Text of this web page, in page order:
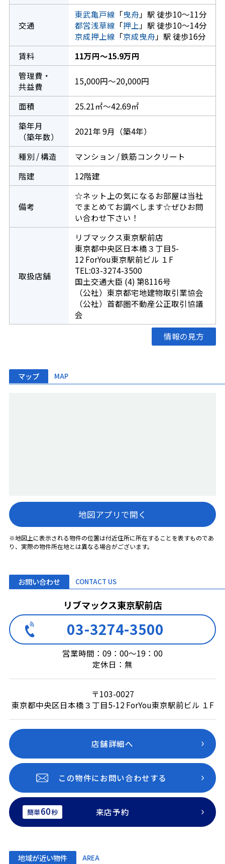
交通
東武亀戸線 「曳舟」駅 徒歩10～11分
都営浅草線 「押上 」駅 徒歩10～14分
京成押上線 「京成曳舟」駅 徒歩16分
賃料
11万円～15.9万円
管理費・
共益費
15,000円～20,000円
面積
25.21㎡～42.69㎡
築年月
（築年数）
2021年 9月（築4年）
種別 / 構造
マンション / 鉄筋コンクリート
階建
12階建
備考
☆ネット上の気になるお部屋は当社
でまとめてお調べします☆ぜひお問
い合わせ下さい！
取扱店舗
リブマックス東京駅前店
東京都中央区日本橋３丁目5-
12 ForYou東京駅前ビル １F
TEL:03-3274-3500
国土交通大臣 (4) 第8116号
（公社）東京都宅地建物取引業協会
（公社）首都圏不動産公正取引協議
会
情報の見方
マップ MAP
地図アプリで開く
※地図上に表示される物件の位置は付近住所に所在することを表すものであ
り、実際の物件所在地とは異なる場合がございます。
お問い合わせ CONTACT US
リブマックス東京駅前店
03-3274-3500
営業時間：09：00～19：00
定休日：無
〒103-0027
東京都中央区日本橋３丁目5-12 ForYou東京駅前ビル １F
店舗詳細へ
この物件にお問い合わせする
簡単60秒 来店予約
地域が近い物件 AREA